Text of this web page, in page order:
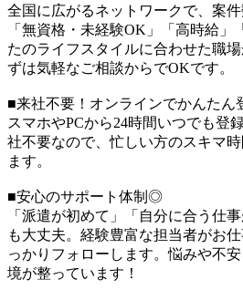
全国に広がるネットワークで、案件
「無資格・未経験OK」「高時給」
たのライフスタイルに合わせた職
ずは気軽なご相談からでOKです。
■来社不要！オンラインでかんたん
スマホやPCから24時間いつでも登
社不要なので、忙しい方のスキマ
ます。
■安心のサポート体制◎
「派遣が初めて」「自分に合う仕
も大丈夫。経験豊富な担当者がお
っかりフォローします。悩みや不
境が整っています！